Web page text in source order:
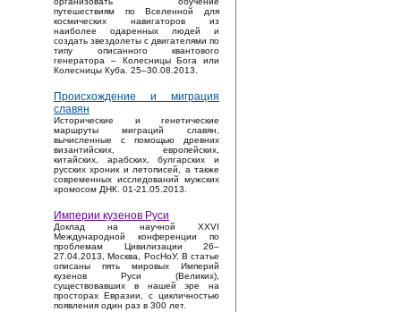
путешествиям по Вселенной для
космических навигаторов из
наиболее одаренных людей и
создать звездолеты с двигателями по
типу описанного квантового
генератора – Колесницы Бога или
Колесницы Куба. 25–30.08.2013.
Происхождение и миграция
славян
Исторические и генетические
маршруты миграций славян,
вычисленные с помощью древних
византийских, европейских,
китайских, арабских, булгарских и
русских хроник и летописей, а также
современных исследований мужских
хромосом ДНК. 01-21.05.2013.
Империи кузенов Руси
Доклад на научной XXVI
Международной конференции по
проблемам Цивилизации 26–
27.04.2013, Москва, РосНоУ. В статье
описаны пять мировых Империй
кузенов Руси (Великих),
существовавших в нашей эре на
просторах Евразии, с цикличностью
появления один раз в 300 лет.